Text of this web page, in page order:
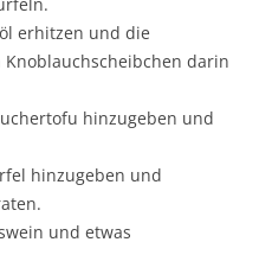
erhitzen und die
darin
hinzugeben und
hinzugeben und
und etwas